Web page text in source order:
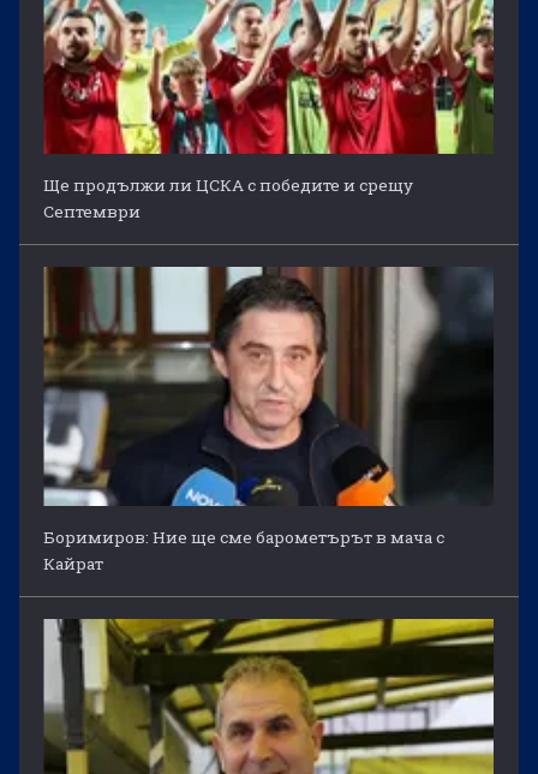
Ще продължи ли ЦСКА с победите и срещу
Септември
Боримиров: Ние ще сме барометърът в мача с
Кайрат